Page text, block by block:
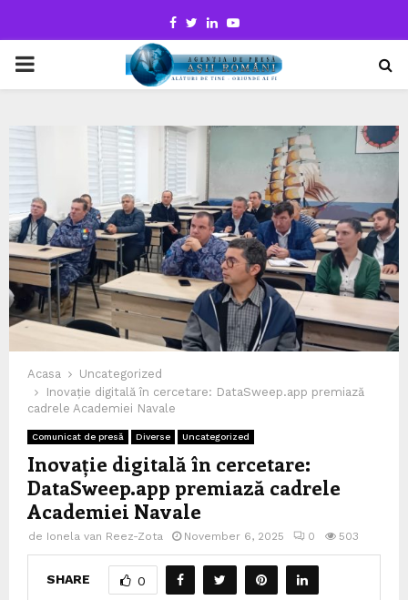
Facebook
TwitterLinkedinYoutube
PRIMARY
Acasa
Uncategorized
Inovație digitală în cercetare: DataSweep.app premiază
cadrele Academiei Navale
Comunicat de presă Diverse Uncategorized
Inovație digitală în cercetare:
DataSweep.app premiază cadrele
Academiei Navale
de Ionela van Reez-Zota November 6, 2025 0 503
SHARE 0